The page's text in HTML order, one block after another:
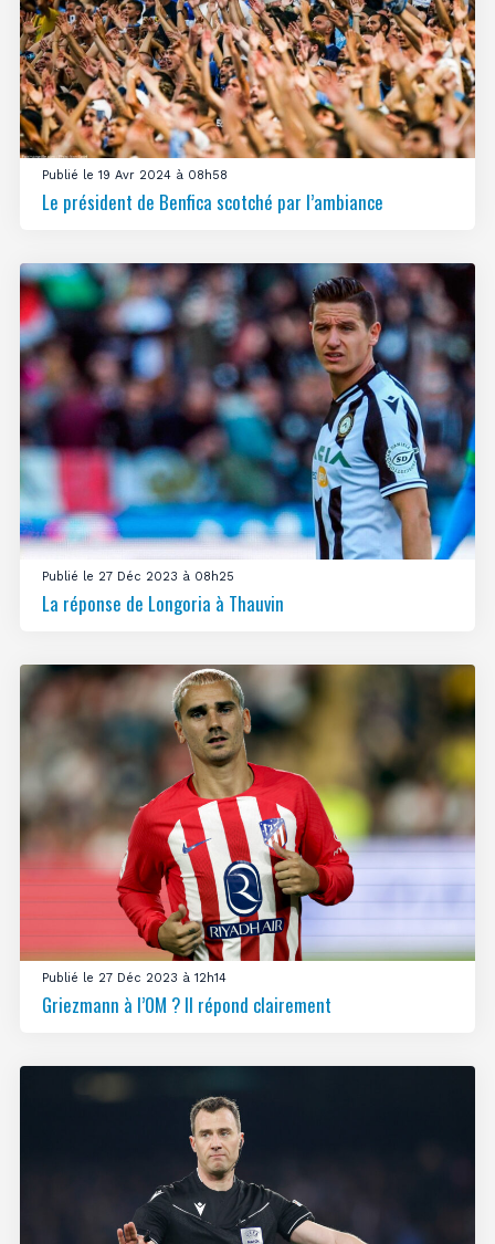
Publié le 19 Avr 2024 à 08h58
Le président de Benfica scotché par l’ambiance
Publié le 27 Déc 2023 à 08h25
La réponse de Longoria à Thauvin
Publié le 27 Déc 2023 à 12h14
Griezmann à l’OM ? Il répond clairement